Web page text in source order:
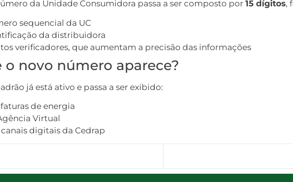
da Unidade Consumidora passa a ser composto por 15 dígitos,
sequencial da UC
da distribuidora
verificadores, que aumentam a precisão das informações
o novo número aparece?
já está ativo e passa a ser exibido:
faturas de energia
Virtual
canais digitais da Cedrap